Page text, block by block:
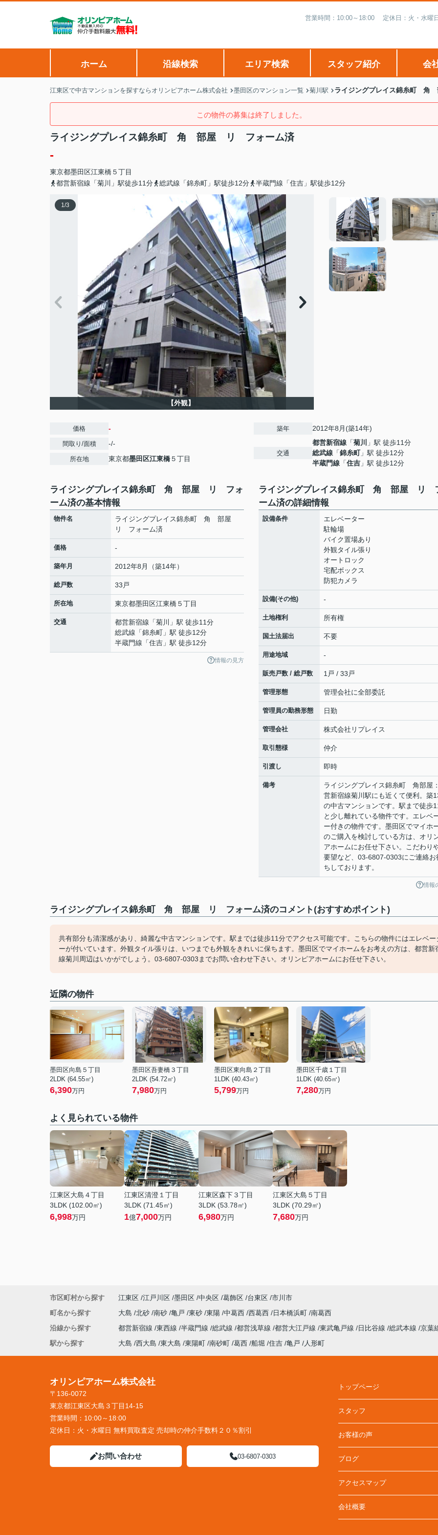
営業時間：10:00～18:00 定休日：火・水曜
ホーム 沿線検索 エリア検索 スタッフ紹介 会
江東区で中古マンションを探すならオリンピアホーム株式会社 墨田区のマンション一覧 菊川駅 ライジングプレイス錦糸町
この物件の募集は終了しました。
ライジングプレイス錦糸町 角 部屋 リ フォーム済
-
東京都墨田区江東橋５丁目
都営新宿線「菊川」駅徒歩11分
総武線「錦糸町」駅徒歩12分 半蔵門線「住吉」駅徒歩12分
1/3
【外観】
価格 -
間取り/面積 -/-
所在地 東京都墨田区江東橋５丁目
築年 2012年8月(築14年)
交通
都営新宿線 「菊川
」駅 徒歩11分
総武線 「錦糸町」駅 徒歩12分
半蔵門線 「住吉 」駅 徒歩12分
ライジングプレイス錦糸町 角 部屋 リ フォ
ーム済の基本情報
物件名
ライジングプレイス錦糸町 角 部屋
リ フォーム済
価格 -
築年月 2012年8月（築14年）
総戸数 33戸
所在地 東京都墨田区江東橋５丁目
交通 都営新宿線 「菊川
」駅 徒歩11分
総武線 「錦糸町 」駅 徒歩12分
半蔵門線 「住吉 」駅 徒歩12分
情報の見方
ライジングプレイス錦糸町 角 部屋 リ
ーム済の詳細情報
設備条件
エレベーター
駐輪場
バイク置場あり
外観タイル張り
オートロック
宅配ボックス
防犯カメラ
設備(その他) -
土地権利 所有権
国土法届出 不要
用途地域 -
販売戸数 / 総戸数 1戸 / 33戸
管理形態 管理会社に全部委託
管理員の勤務形態 日勤
管理会社 株式会社リプレイス
取引態様 仲介
引渡し 即時
備考
ライジングプレイス錦糸町 角部屋
営新宿線菊川駅にも近くて便利。築
の中古マンションです。駅まで徒歩
と少し離れている物件です。エレベ
ー付きの物件です。墨田区でマイホ
のご購入を検討している方は、オリ
アホームにお任せ下さい。こだわり
要望など、03-6807-0303にご連絡お
ちしております。
情報
ライジングプレイス錦糸町 角 部屋 リ フォーム済のコメント(おすすめポイント)
共有部分も清潔感があり、綺麗な中古マンションです。駅までは徒歩11分でアクセス可能です。こちらの物件にはエレベー
ーが付いています。外観タイル張りは、いつまでも外観をきれいに保ちます。墨田区でマイホームをお考えの方は、都営新
線菊川周辺はいかがでしょう。03-6807-0303までお問い合わせ下さい。オリンピアホームにお任せ下さい。
近隣の物件
墨田区向島５丁目
2LDK (64.55㎡)
6,390万円
墨田区吾妻橋３丁目
2LDK (54.72㎡)
7,980万円
墨田区東向島２丁目
1LDK (40.43㎡)
5,799万円
墨田区千歳１丁目
1LDK (40.65㎡)
7,280万円
よく見られている物件
江東区大島４丁目
3LDK (102.00㎡)
6,998万円
江東区清澄１丁目
3LDK (71.45㎡)
1億7,000万円
江東区森下３丁目
3LDK (53.78㎡)
6,980万円
江東区大島５丁目
3LDK (70.29㎡)
7,680万円
市区町村から探す 江東区 江戸川区 墨田区 中央区 葛飾区 台東区 市川市
町名から探す
大島 北砂 南砂 亀戸 東砂 東陽 中葛西 西葛西 日本橋浜町 南葛西
沿線から探す
都営新宿線 東西線 半蔵門線 総武線 都営浅草線 都営大江戸線 東武亀戸線 日比谷線 総武本線 京葉
駅から探す
大島 西大島 東大島 東陽町 南砂町 葛西 船堀 住吉 亀戸 人形町
オリンピアホーム株式会社
〒136-0072
東京都江東区大島３丁目14-15
営業時間： 10:00～18:00
定休日： 火・水曜日 無料買取査定 売却時の仲介手数料２０％割引
お問い合わせ 03-6807-0303
トップページ
スタッフ
お客様の声
ブログ
アクセスマップ
会社概要